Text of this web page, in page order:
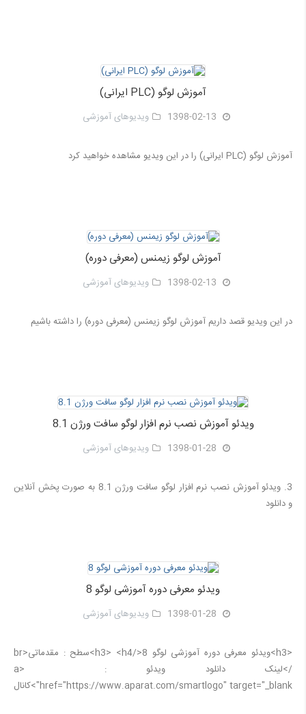
آموزش لوگو (PLC ایرانی)
ویدیوهای آموزشی
آموزش لوگو (PLC ایرانی) را در این ویدیو مشاهده خواهید کرد
آموزش لوگو زیمنس (معرفی دوره)
ویدیوهای آموزشی
در این ویدیو قصد داریم آموزش لوگو زیمنس (معرفی دوره) را داشته باشیم
ویدئو آموزش نصب نرم افزار لوگو سافت ورژن 8.1
ویدیوهای آموزشی
3. ویدئو آموزش نصب نرم افزار لوگو سافت ورژن 8.1 به صورت پخش آنلاین
و دانلود
ویدئو معرفی دوره آموزشی لوگو 8
ویدیوهای آموزشی
<h3>ویدئو معرفی دوره آموزشی لوگو 8</h3> <h4>سطح : مقدماتی<br
/>لینک دانلود ویدئو : <a
href="https://www.aparat.com/smartlogo" target="_blank">کانال